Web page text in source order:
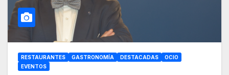
RESTAURANTES GASTRONOMÍA DESTACADAS
OCIO
EVENTOS